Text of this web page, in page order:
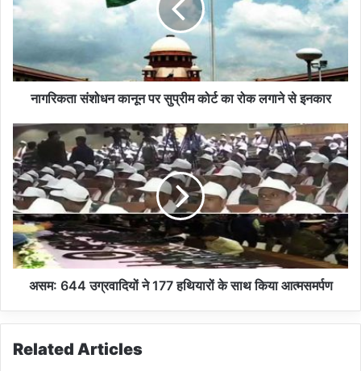
ता
शो
ध
न
न
प
र
सु
प्री
म
को
र्ट
का
ने
नागरिकता संशोधन कानून पर सुप्रीम कोर्ट का रोक लगाने से इनकार
अ
स
म
:
6
4
4
उ
ग्र
1
असम: 644 उग्रवादियों ने 177 हथियारों के साथ किया आत्मसमर्पण
Related Articles